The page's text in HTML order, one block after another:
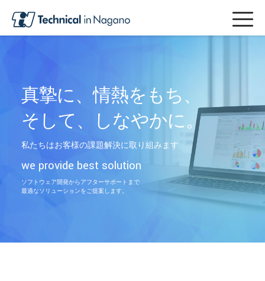
真摯に、情熱をもち、
そして、しなやかに。
私たちはお客様の課題解決に取り組みます
we provide best solution
ソフトウェア開発からアフターサポートまで
最適なソリューションをご提案します。